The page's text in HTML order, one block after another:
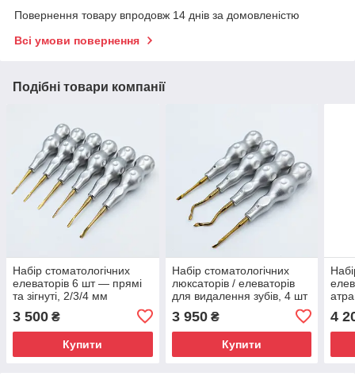
Повернення товару впродовж 14 днів за домовленістю
Всі умови повернення
Подібні товари компанії
Набір стоматологічних
елеваторів 6 шт — прямі
та зігнуті, 2/3/4 мм
3 500 ₴
Купити
Набір стоматологічних
люксаторів / елеваторів
для видалення зубів, 4 шт
3 950₴
Купити
4